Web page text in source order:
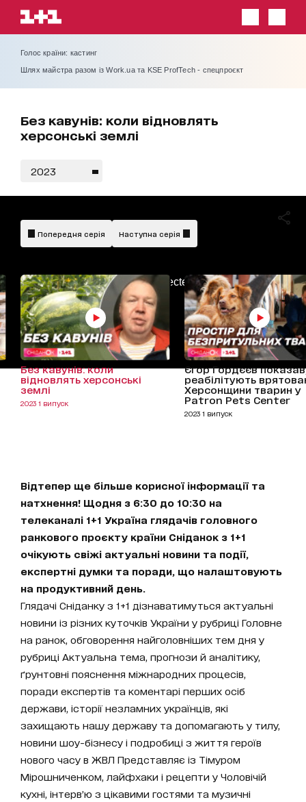
Голос країни: кастинг
Шлях майстра разом із Work.ua та KSE ProfTech - спецпроєкт
Без кавунів: коли відновлять
херсонські землі
2023
AdBlockDetected!
Попередня серія Наступна серія
Без кавунів: коли
відновлять херсонські
землі
2023 1 випуск
Єгор Гордєєв
реабілітують
Херсонщини тварин у
Patron Pets Center
2023 1 випуск
Відтепер ще більше корисної інформації та
натхнення! Щодня з 6:30 до 10:30 на
телеканалі 1+1 Україна глядачів головного
ранкового проєкту країни Сніданок з 1+1
очікують свіжі актуальні новини та події,
експертні думки та поради, що налаштовують
на продуктивний день.
Глядачі Сніданку з 1+1 дізнаватимуться актуальні
новини із різних куточків України у рубриці Головне
на ранок, обговорення найголовніших тем дня у
рубриці Актуальна тема, прогнози й аналітику,
ґрунтовні пояснення міжнародних процесів,
поради експертів та коментарі перших осіб
держави, історії незламних українців, які
захищають нашу державу та допомагають у тилу,
новини шоу-бізнесу і подробиці з життя героїв
нового часу в ЖВЛ Представляє із Тімуром
Мірошниченком, лайфхаки і рецепти у Чоловічій
кухні, інтерв’ю з цікавими гостями та музичні